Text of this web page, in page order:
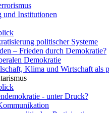
und Institutionen
politischer Systeme
– Frieden durch Demokratie?
Demokratie
Klima und Wirtschaft als
- unter Druck?